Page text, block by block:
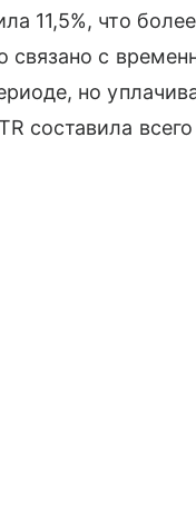
11,5%, что
связано с
но
составила